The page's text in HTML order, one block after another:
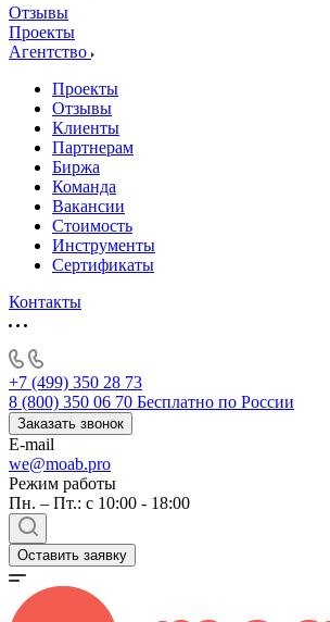
Отзывы
Проекты
Агентство
Проекты
Отзывы
Клиенты
Партнерам
Биржа
Команда
Вакансии
Стоимость
Инструменты
Сертификаты
Контакты
+7 (499) 350 28 73
8 (800) 350 06 70 Бесплатно по России
Заказать звонок
E-mail
we@moab.pro
Режим работы
Пн. – Пт.: с 10:00 - 18:00
Оставить заявку